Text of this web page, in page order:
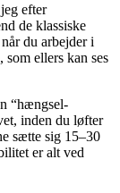
efter
de klassiske
du arbejder i
ellers kan ses
“hængsel-
inden du løfter
sætte sig 15–30
er alt ved